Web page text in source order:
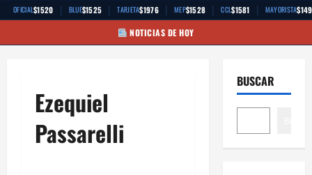
principal
OFICIAL$1520 | BLUE$1525 | TARJETA$1976 | MEP$1528 | CCL$1581 | MAYORISTA
NOTICIAS DE HOY
Ezequiel
Passarelli
BUSCAR